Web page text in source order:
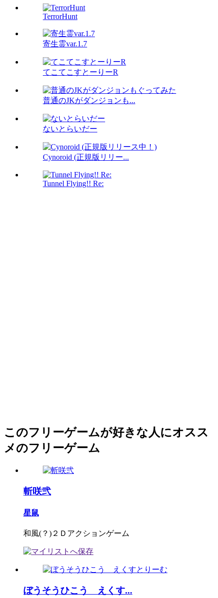
TerrorHunt
寄生霊var.1.7
てこてこすとーりーR
普通のJKがダンジョンも...
ないとらいだー
Cynoroid (正規版リリー...
Tunnel Flying!! Re:
このフリーゲームが好きな人にオスス
メのフリーゲーム
斬咲弐
星鼠
和風(？)２Ｄアクションゲーム
ぼうそうひこう えくす...